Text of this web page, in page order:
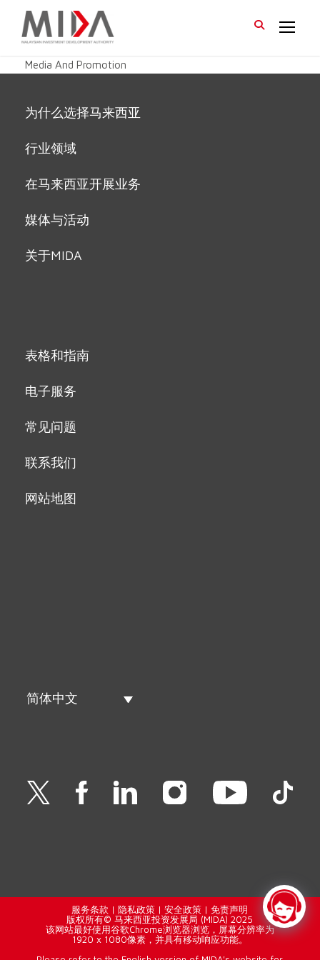
Media And Promotion
为什么选择马来西亚
行业领域
在马来西亚开展业务
媒体与活动
关于MIDA
表格和指南
电子服务
常见问题
联系我们
网站地图
简体中文
服务条款 |隐私政策 |安全政策 |免责声明
版权所有© 马来西亚投资发展局 (MIDA) 2025
该网站最好使用谷歌Chrome浏览器浏览，屏幕分辨率为
1920 x 1080像素，并具有移动响应功能。